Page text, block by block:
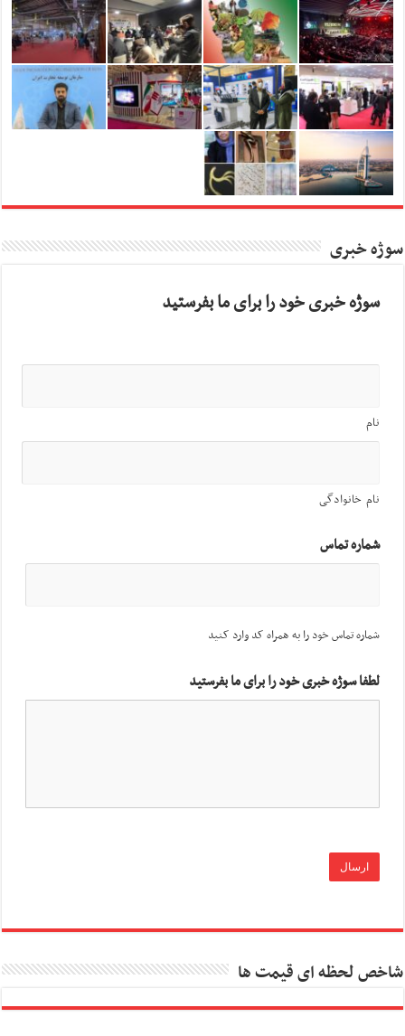
سوژه خبری
سوژه خبری خود را برای ما بفرستید
نام
نام خانوادگی
شماره تماس
شماره تماس خود را به همراه کد وارد کنید
لطفا سوژه خبری خود را برای ما بفرستید
شاخص لحظه ای قیمت ها